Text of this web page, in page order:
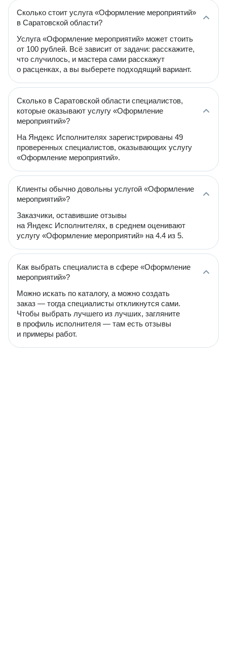
Сколько стоит услуга «Оформление мероприятий»
в Саратовской области?
Услуга «Оформление мероприятий» может стоить
от 100 рублей. Всё зависит от задачи: расскажите,
что случилось, и мастера сами расскажут
о расценках, а вы выберете подходящий вариант.
Сколько в Саратовской области специалистов,
которые оказывают услугу «Оформление
мероприятий»?
На Яндекс Исполнителях зарегистрированы 49
проверенных специалистов, оказывающих услугу
«Оформление мероприятий».
Клиенты обычно довольны услугой «Оформление
мероприятий»?
Заказчики, оставившие отзывы
на Яндекс Исполнителях, в среднем оценивают
услугу «Оформление мероприятий» на 4.4 из 5.
Как выбрать специалиста в сфере «Оформление
мероприятий»?
Можно искать по каталогу, а можно создать
заказ — тогда специалисты откликнутся сами.
Чтобы выбрать лучшего из лучших, загляните
в профиль исполнителя — там есть отзывы
и примеры работ.